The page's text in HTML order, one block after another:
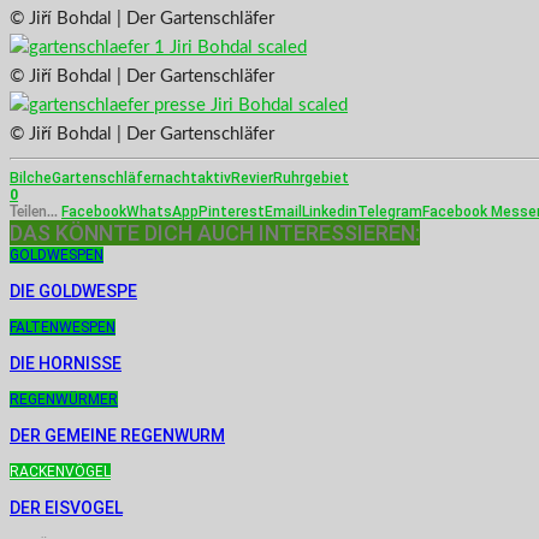
© Jiří Bohdal | Der Gartenschläfer
© Jiří Bohdal | Der Gartenschläfer
© Jiří Bohdal | Der Gartenschläfer
BilcheGartenschläfernachtaktivRevierRuhrgebiet
0
Teilen... FacebookWhatsAppPinterestEmail LinkedinTelegramFacebook
DAS KÖNNTE DICH AUCH INTERESSIEREN:
GOLDWESPEN
DIE GOLDWESPE
FALTENWESPEN
DIE HORNISSE
REGENWÜRMER
DER GEMEINE REGENWURM
RACKENVÖGEL
DER EISVOGEL